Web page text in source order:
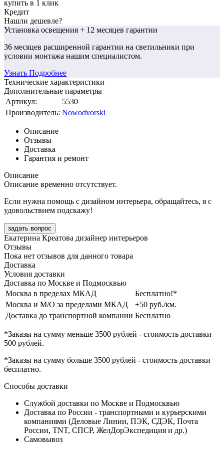
купить в 1 клик
Кредит
Нашли дешевле?
Установка освещения + 12 месяцев гарантии
36 месяцев расширенной гарантии на светильники при
условии монтажа нашим специалистом.
Узнать Подробнее
Технические характеристики
Дополнительные параметры
Артикул:
5530
Производитель: Nowodvorski
Описание
Отзывы
Доставка
Гарантия и ремонт
Описание
Описание временно отсутствует.
Если нужна помощь с дизайном интерьера, обращайтесь, я с
удовольствием подскажу!
задать вопрос
Екатерина Креатова дизайнер интерьеров
Отзывы
Пока нет отзывов для данного товара
Доставка
Условия доставки
Доставка по Москве и Подмосквью
Москва в пределах МКАД
Бесплатно!*
Москва и М/О за пределами МКАД
+50 руб./км.
Доставка до транспортной компании Бесплатно
*Заказы на сумму меньше 3500 рублей - стоимость доставки
500 рублей.
*Заказы на сумму больше 3500 рублей - стоимость доставки
бесплатно.
Способы доставки
Службой доставки по Москве и Подмосквью
Доставка по России - транспортными и курьерскими
компаниями (Деловые Линии, ПЭК, СДЭК, Почта
России, TNT, СПСР, ЖелДорЭкспедиция и др.)
Самовывоз